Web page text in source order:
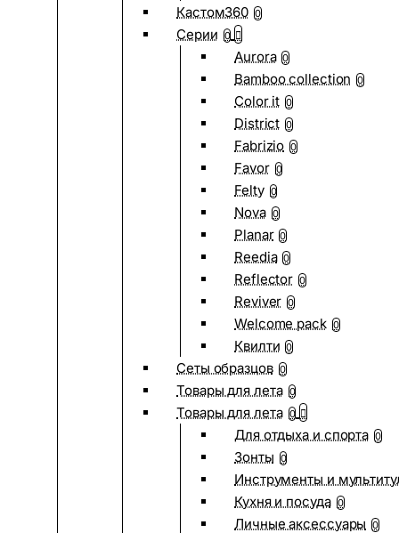
Кастом360 0
Серии 0
Aurora 0
Bamboo collection 0
Color it 0
District 0
Fabrizio 0
Favor 0
Felty 0
Nova 0
Planar 0
Reedia 0
Reflector 0
Reviver 0
Welcome pack 0
Квилти 0
Сеты образцов 0
Товары для лета 0
Товары для лета 0
Для отдыха и спорта 0
Зонты 0
Инструменты и
Кухня и посуда 0
Личные аксессуары 0